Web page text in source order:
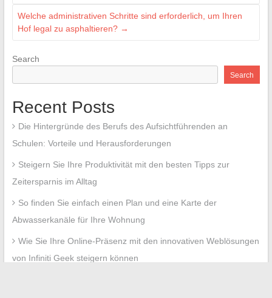
Welche administrativen Schritte sind erforderlich, um Ihren
Hof legal zu asphaltieren? →
Search
Search
Recent Posts
Die Hintergründe des Berufs des Aufsichtführenden an
Schulen: Vorteile und Herausforderungen
Steigern Sie Ihre Produktivität mit den besten Tipps zur
Zeitersparnis im Alltag
So finden Sie einfach einen Plan und eine Karte der
Abwasserkanäle für Ihre Wohnung
Wie Sie Ihre Online-Präsenz mit den innovativen Weblösungen
von Infiniti Geek steigern können